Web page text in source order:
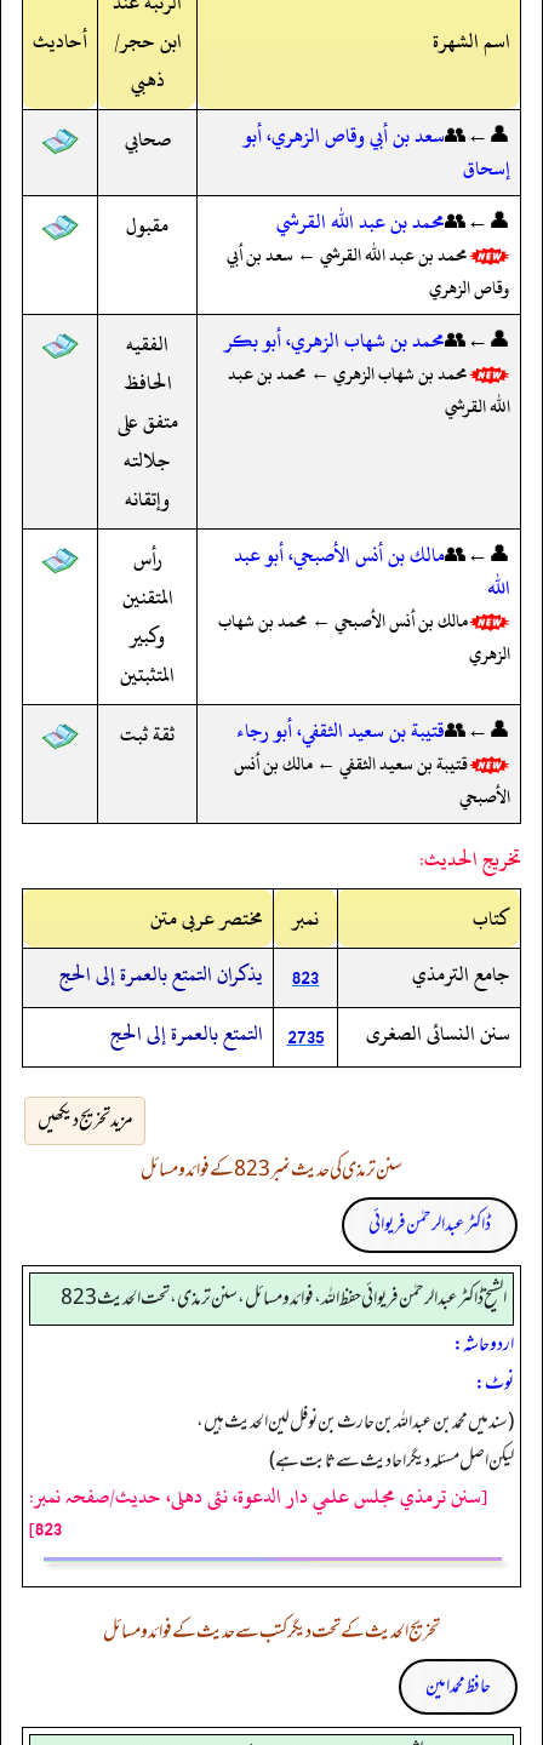
اسم الشهرة
ابن حجر/
ذهبي
أحاديث
👤←👥سعد بن أبي وقاص الزهري، أبو
إسحاق
صحابي
👤←👥محمد بن عبد الله القرشي
محمد بن عبد الله القرشي ← سعد بن أبي
وقاص الزهري
مقبول
👤←👥محمد بن شهاب الزهري، أبو بكر
محمد بن شهاب الزهري ← محمد بن عبد
الله القرشي
الفقيه
الحافظ
متفق على
جلالته
وإتقانه
👤←👥مالك بن أنس الأصبحي، أبو عبد
الله
مالك بن أنس الأصبحي ← محمد بن شهاب
الزهري
رأس
المتقنين
وكبير
المتثبتين
👤←👥قتيبة بن سعيد الثقفي، أبو رجاء
قتيبة بن سعيد الثقفي ← مالك بن أنس
الأصبحي
ثقة ثبت
تخريج الحديث:
کتاب
نمبر
مختصر عربی متن
جامع الترمذي
823
يذكران التمتع بالعمرة إلى الحج
سنن النسائى الصغرى
2735 التمتع بالعمرة إلى الحج
مزید تخریج دیکھیں
سنن ترمذی کی حدیث نمبر 823 کے فوائد و مسائل
ڈاکٹر عبدالرحمٰن فریوائی
الشیخ ڈاکٹر عبد الرحمٰن فریوائی حفظ اللہ، فوائد و مسائل، سنن ترمذی، تحت الحديث 823
اردو حاشہ:
نوٹ:
(سند میں محمد بن عبداللہ بن حارث بن نوفل لین الحدیث ہیں،
لیکن اصل مسئلہ دیگر احادیث سے ثابت ہے)
[سنن ترمذي مجلس علمي دار الدعوة، نئى دهلى، حدیث/صفحہ نمبر:
823]
تخریج الحدیث کے تحت دیگر کتب سے حدیث کے فوائد و مسائل
حافظ محمد امین